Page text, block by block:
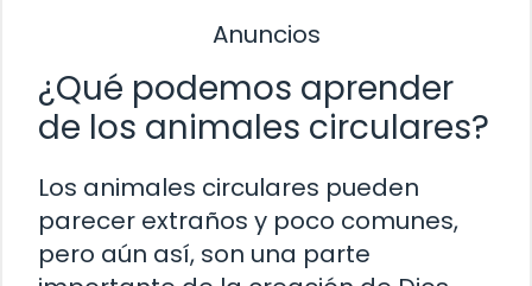
Anuncios
¿Qué podemos aprender
de los animales circulares?
Los animales circulares pueden
parecer extraños y poco comunes,
pero aún así, son una parte